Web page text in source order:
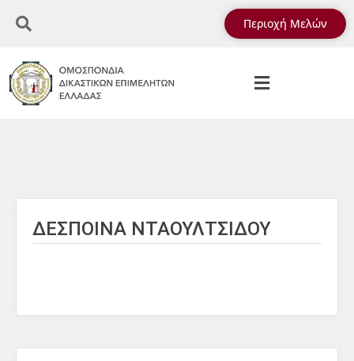
Περιοχή Μελών
ΔΕΣΠΟΙΝΑ ΝΤΑΟΥΛΤΣΙΔΟΥ